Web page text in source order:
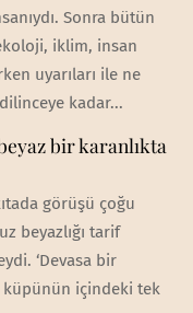
Sonra bütün
iklim, insan
uyarıları ile ne
kadar...
bir karanlıkta
görüşü çoğu
beyazlığı tarif
‘Devasa bir
içindeki tek